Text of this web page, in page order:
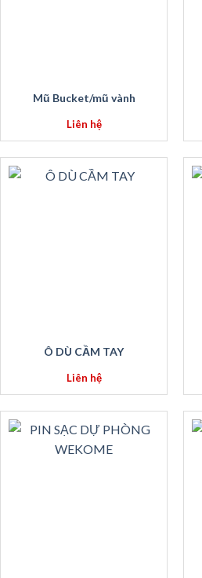
Mũ Bucket/mũ vành
Liên hệ
Ô DÙ CẦM TAY
Liên hệ